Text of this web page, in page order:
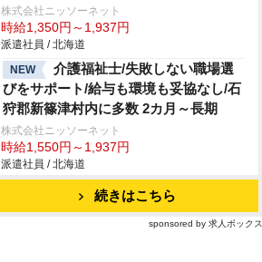
株式会社ニッソーネット
時給1,350円～1,937円
派遣社員 / 北海道
NEW
介護福祉士/失敗しない職場選
びをサポート/給与も環境も妥協なし/石
狩郡新篠津村内に多数 2カ月～長期
株式会社ニッソーネット
時給1,550円～1,937円
派遣社員 / 北海道
続きはこちら
sponsored by 求人ボックス